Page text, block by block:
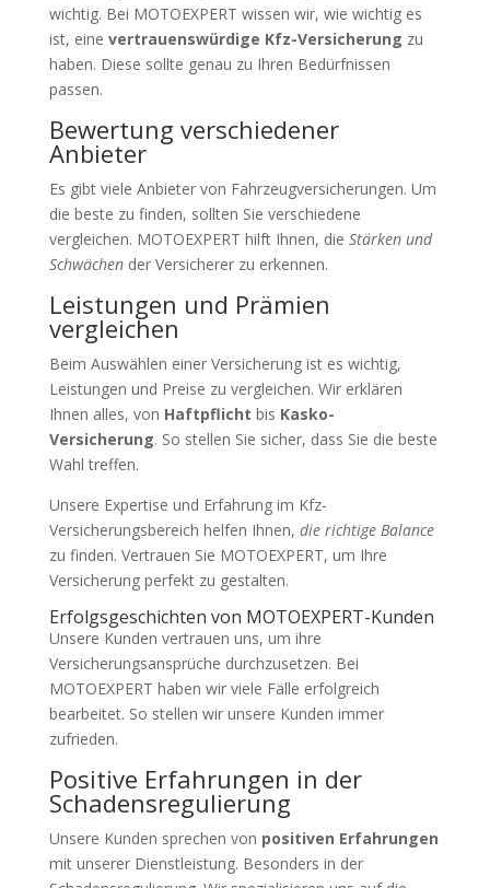
wichtig. Bei MOTOEXPERT wissen wir, wie wichtig es
ist, eine vertrauenswürdige Kfz-Versicherung zu
haben. Diese sollte genau zu Ihren Bedürfnissen
passen.
Bewertung verschiedener
Anbieter
Es gibt viele Anbieter von Fahrzeugversicherungen. Um
die beste zu finden, sollten Sie verschiedene
vergleichen. MOTOEXPERT hilft Ihnen, die Stärken und
Schwächender Versicherer zu erkennen.
Leistungen und Prämien
vergleichen
Beim Auswählen einer Versicherung ist es wichtig,
Leistungen und Preise zu vergleichen. Wir erklären
Ihnen alles, von Haftpflicht bis Kasko-
Versicherung. So stellen Sie sicher, dass Sie die beste
Wahl treffen.
Unsere Expertise und Erfahrung im Kfz-
Versicherungsbereich helfen Ihnen, die richtige Balance
zu finden. Vertrauen Sie MOTOEXPERT, um Ihre
Versicherung perfekt zu gestalten.
Erfolgsgeschichten von MOTOEXPERT-Kunden
Unsere Kunden vertrauen uns, um ihre
Versicherungsansprüche durchzusetzen. Bei
MOTOEXPERT haben wir viele Fälle erfolgreich
bearbeitet. So stellen wir unsere Kunden immer
zufrieden.
Positive Erfahrungen in der
Schadensregulierung
Unsere Kunden sprechen von positiven Erfahrungen
mit unserer Dienstleistung. Besonders in der